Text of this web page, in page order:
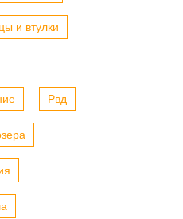
и втулки
Рвд